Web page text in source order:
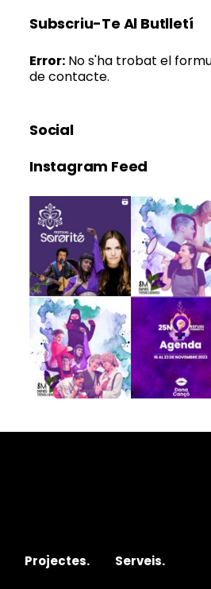
Subscriu-Te Al Butlletí
Error: No s'ha trobat el
de contacte.
Social
Instagram Feed
Projectes. Serveis.